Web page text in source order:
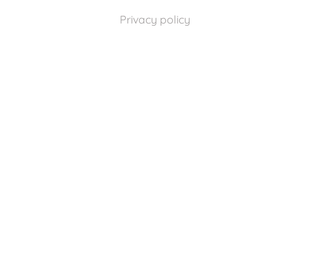
Privacy policy